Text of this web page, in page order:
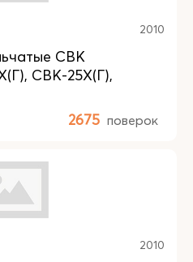
2010
СВК
СВК-25Х(Г),
2675 поверок
2010